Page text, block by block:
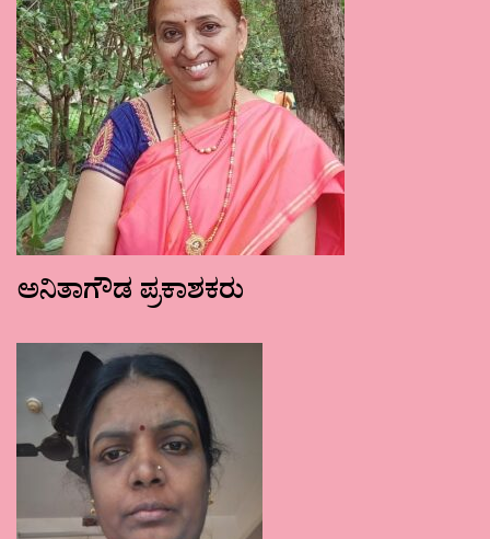
ಅನಿತಾಗೌಡ ಪ್ರಕಾಶಕರು